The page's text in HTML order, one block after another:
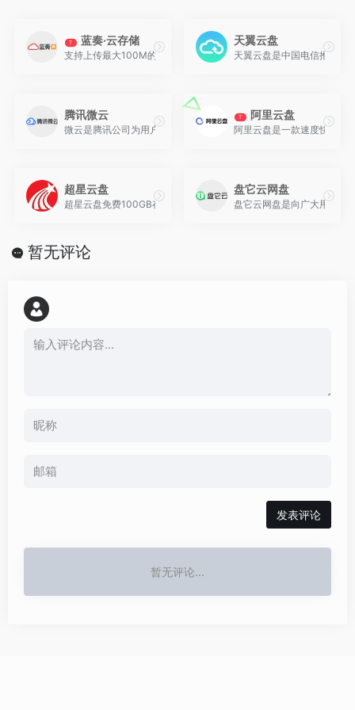
T 蓝奏·云存储
支持上传最大100M的文件，不限速不限容量~
天翼云盘
天翼云盘是中国电信推出的
腾讯微云
微云是腾讯公司为用户精心打造的一项智能云服务, 您可以通过微云
T 阿里云盘
阿里云盘是一款速度快、不
超星云盘
超星云盘免费100GB存储空间，上传下载均不限速。
盘它云网盘
盘它云网盘是向广大用户提
暂无评论
发表评论
暂无评论...